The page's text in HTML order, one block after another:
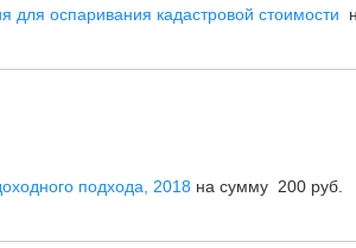
для оспаривания кадастровой стоимости
подхода, 2018 на сумму 200 руб.